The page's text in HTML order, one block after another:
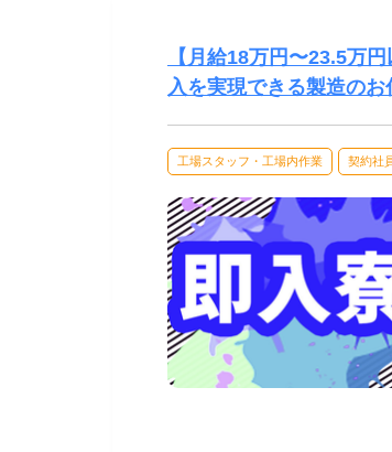
【月給18万円〜23.5万
入を実現できる製造のお
工場スタッフ・工場内作業 契約社